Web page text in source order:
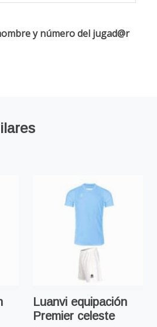
y número del jugad@r
Luanvi equipación
Premier celeste